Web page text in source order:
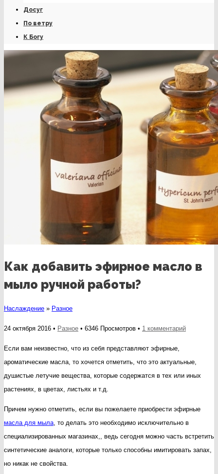
Досуг
По ветру
К Богу
Как добавить эфирное масло в
мыло ручной работы?
Наслаждение » Разное
24 октября 2016 • Разное • 6346 Просмотров • 1 комментарийк
в
мыло
ручной
работы?
Если вам неизвестно, что из себя представляют эфирные,
ароматические масла, то хочется отметить, что это актуальные,
душистые летучие вещества, которые содержатся в тех или иных
растениях, в цветах, листьях и т.д.
Причем нужно отметить, если вы пожелаете приобрести эфирные
масла для мыла , то делать это необходимо исключительно в
специализированных магазинах,, ведь сегодня можно часть встретить
синтетические аналоги, которые только способны имитировать запах,
но никак не свойства.